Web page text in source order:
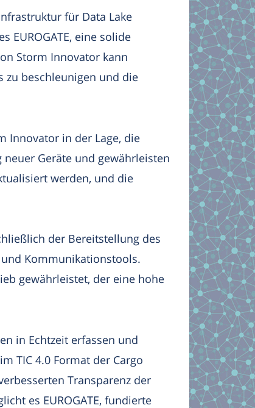
für Data Lake
EUROGATE, eine solide
Storm Innovator kann
zu beschleunigen und die
Innovator in der Lage, die
Geräte und gewährleisten
werden, und die
der Bereitstellung des
Kommunikationstools.
gewährleistet, der eine hohe
in Echtzeit erfassen und
TIC 4.0 Format der Cargo
Transparenz der
es EUROGATE, fundierte